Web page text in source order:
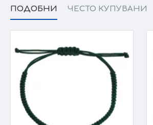
ПОДОБНИ ЧЕСТО КУПУВАНИ